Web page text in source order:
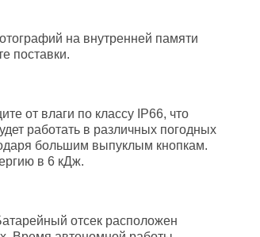
на внутренней памяти
поставки.
от влаги по классу IP66, что
работать в различных погодных
большим выпуклым кнопкам.
в 6 кДж.
отсек расположен